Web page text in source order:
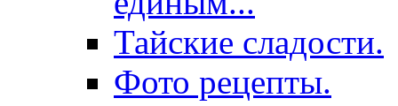
Тайские сладости.
Фото рецепты.